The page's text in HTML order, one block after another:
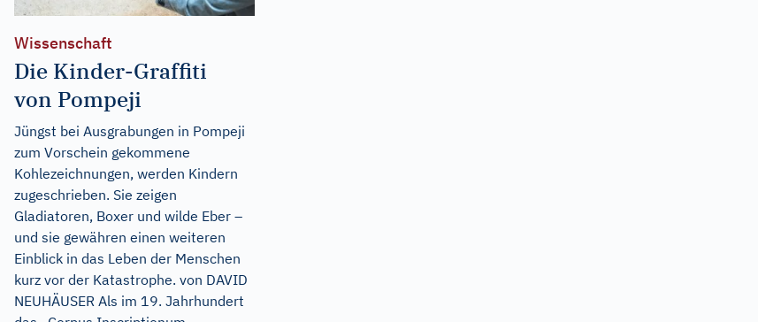
Wissenschaft
Die Kinder-Graffiti
von Pompeji
Jüngst bei Ausgrabungen in Pompeji
zum Vorschein gekommene
Kohlezeichnungen, werden Kindern
zugeschrieben. Sie zeigen
Gladiatoren, Boxer und wilde Eber –
und sie gewähren einen weiteren
Einblick in das Leben der Menschen
kurz vor der Katastrophe. von DAVID
NEUHÄUSER Als im 19. Jahrhundert